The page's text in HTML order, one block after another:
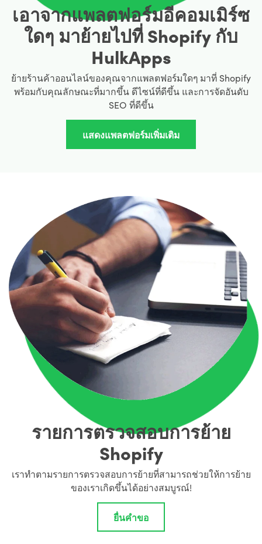
เอาจากแพลตฟอร์มอีคอมเมิร์ซ
ใดๆ มาย้ายไปที่ Shopify กับ
HulkApps
ย้ายร้านค้าออนไลน์ของคุณจากแพลตฟอร์มใดๆ มาที่ Shopify
พร้อมกับคุณลักษณะที่มากขึ้น ดีไซน์ที่ดีขึ้น และการจัดอันดับ
SEO ที่ดีขึ้น
แสดงแพลตฟอร์มเพิ่มเติม
รายการตรวจสอบการย้าย
Shopify
เราทำตามรายการตรวจสอบการย้ายที่สามารถช่วยให้การย้าย
ของเราเกิดขึ้นได้อย่างสมบูรณ์!
ยื่นคำขอ